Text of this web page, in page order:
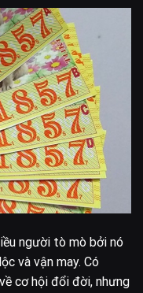
người tò mò bởi nó
và vận may. Có
cơ hội đổi đời, nhưng